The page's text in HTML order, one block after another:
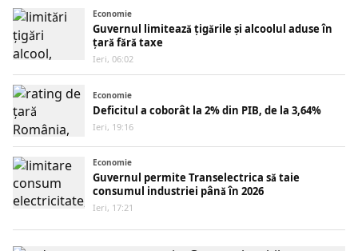
Economie
Guvernul limitează țigările și alcoolul aduse în
țară fără taxe
Ieri, 06:02
Economie
Deficitul a coborât la 2% din PIB, de la 3,64%
Ieri, 19:16
Economie
Guvernul permite Transelectrica să taie
consumul industriei până în 2026
Ieri, 17:21